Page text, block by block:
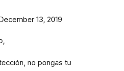
13, 2019
no pongas tu